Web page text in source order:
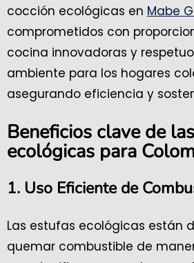
cocción ecológicas en Mabe
comprometidos con
cocina innovadoras y
ambiente para los hogares
asegurando eficiencia y
Beneficios clave de
ecológicas para
1. Uso Eficiente de
Las estufas ecológicas están
quemar combustible de